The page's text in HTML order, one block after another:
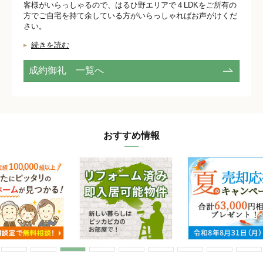
客様がいらっしゃるので、はるひ野エリアで４LDKをご所有の
方でご自宅を持て余している方がいらっしゃればお声がけくだ
さい。
続きを読む
成約御礼 一覧へ
おすすめ情報